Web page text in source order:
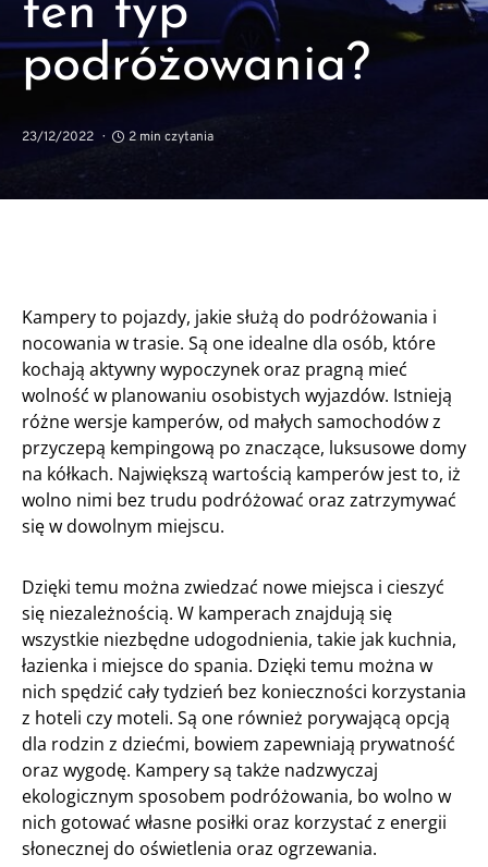
ten typ
podróżowania?
23/12/2022 2 min czytania
Kampery to pojazdy, jakie służą do podróżowania i
nocowania w trasie. Są one idealne dla osób, które
kochają aktywny wypoczynek oraz pragną mieć
wolność w planowaniu osobistych wyjazdów. Istnieją
różne wersje kamperów, od małych samochodów z
przyczepą kempingową po znaczące, luksusowe domy
na kółkach. Największą wartością kamperów jest to, iż
wolno nimi bez trudu podróżować oraz zatrzymywać
się w dowolnym miejscu.
Dzięki temu można zwiedzać nowe miejsca i cieszyć
się niezależnością. W kamperach znajdują się
wszystkie niezbędne udogodnienia, takie jak kuchnia,
łazienka i miejsce do spania. Dzięki temu można w
nich spędzić cały tydzień bez konieczności korzystania
z hoteli czy moteli. Są one również porywającą opcją
dla rodzin z dziećmi, bowiem zapewniają prywatność
oraz wygodę. Kampery są także nadzwyczaj
ekologicznym sposobem podróżowania, bo wolno w
nich gotować własne posiłki oraz korzystać z energii
słonecznej do oświetlenia oraz ogrzewania.